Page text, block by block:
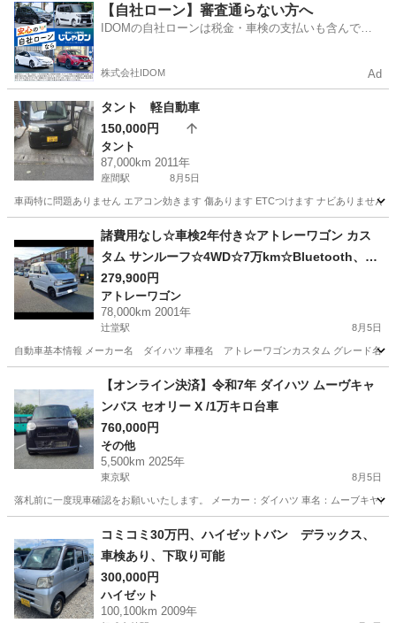
群馬 安中市 ムーヴ
【自社ローン】審査通らない方へ
IDOMの自社ローンは税金・車検の支払いも含んでい
株式会社IDOM Ad
タント 軽自動車
150,000円
タント
87,000km 2011年
座間駅 8月5日
車両特に問題ありません エアコン効きます 傷あります ETCつけます ナビありません
座間駅 タント 軽自動車
諸費用なし☆車検2年付き☆アトレーワゴン カス
タム サンルーフ☆4WD☆7万km☆Bluetooth、オ
ーディオ☆キーレス
279,900円
アトレーワゴン
78,000km 2001年
辻堂駅 8月5日
自動車基本情報 メーカー名 ダイハツ 車種名 アトレーワゴンカスタム グレード
辻堂駅 アトレーワゴン
【オンライン決済】令和7年 ダイハツ ムーヴキャ
ンバス セオリー X /1万キロ台車
760,000円
その他
5,500km 2025年
東京駅 8月5日
落札前に一度現車確認をお願いいたします。 メーカー：ダイハツ 車名：ムーブキヤ
その他
コミコミ30万円、ハイゼットバン デラックス、
車検あり、下取り可能
300,000円
ハイゼット
100,100km 2009年